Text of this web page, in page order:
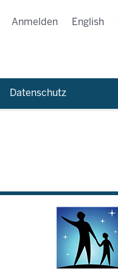
Anmelden English
Datenschutz